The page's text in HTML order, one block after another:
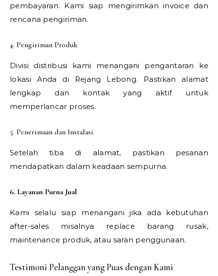
pembayaran. Kami siap mengirimkan invoice dan
rencana pengiriman.
4. Pengiriman Produk
Divisi distribusi kami menangani pengantaran ke
lokasi Anda di Rejang Lebong. Pastikan alamat
lengkap dan kontak yang aktif untuk
memperlancar proses.
5. Penerimaan dan Instalasi
Setelah tiba di alamat, pastikan pesanan
mendapatkan dalam keadaan sempurna.
6. Layanan Purna Jual
Kami selalu siap menangani jika ada kebutuhan
after-sales misalnya replace barang rusak,
maintenance produk, atau saran penggunaan.
Testimoni Pelanggan yang Puas dengan Kami